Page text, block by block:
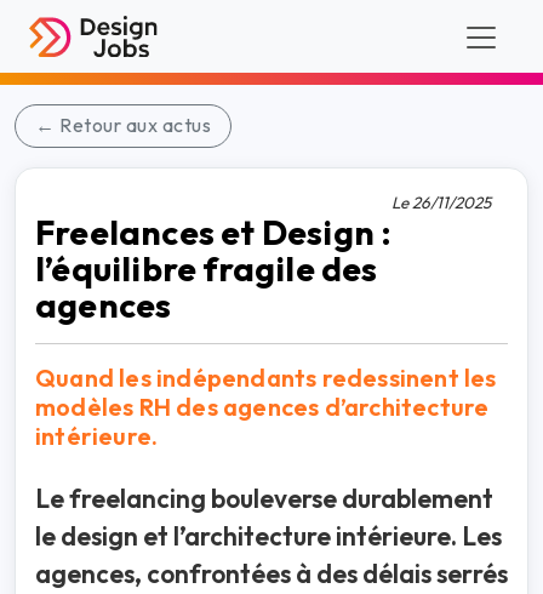
← Retour aux actus
Le 26/11/2025
Freelances et Design :
l’équilibre fragile des
agences
Quand les indépendants redessinent les
modèles RH des agences d’architecture
intérieure.
Le freelancing bouleverse durablement
le design et l’architecture intérieure. Les
agences, confrontées à des délais serrés